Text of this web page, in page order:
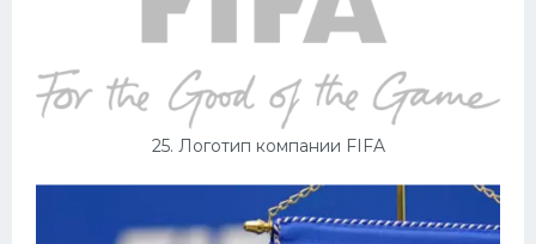
25. Логотип компании FIFA